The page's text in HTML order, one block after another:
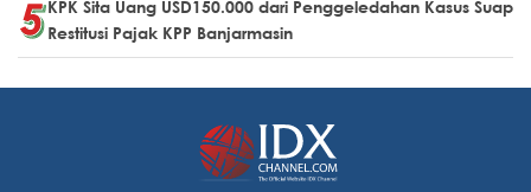
KPK Sita Uang USD150.000 dari Penggeledahan Kasus Suap
Restitusi Pajak KPP Banjarmasin